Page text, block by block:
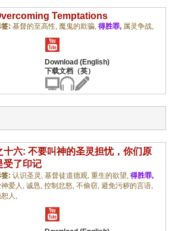
Temptations
: 基督的至高性, 魔鬼的欺骗, 得胜罪, 属灵争战,
十六: 不要叫神的圣灵担忧，你们原
受了印记
: 认识圣灵, 基督徒道德观, 重生的欲望, 得胜罪,
爱人, 诚恳, 控制忿怒, 不偷窃, 避免污秽的言语,
人,